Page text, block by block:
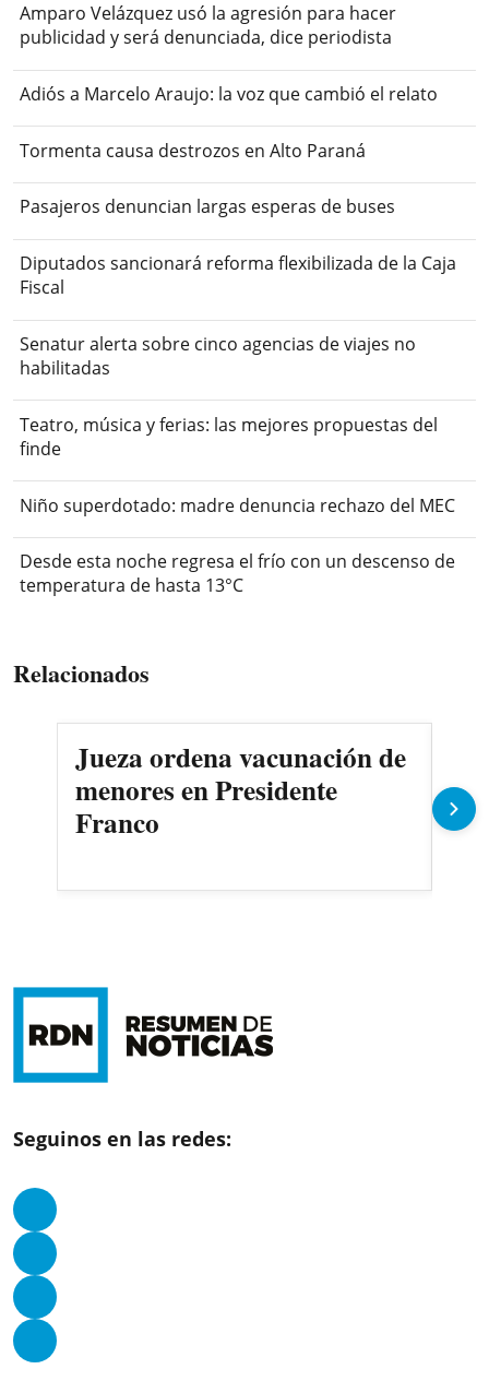
Amparo Velázquez usó la agresión para hacer
publicidad y será denunciada, dice periodista
Adiós a Marcelo Araujo: la voz que cambió el relato
Tormenta causa destrozos en Alto Paraná
Pasajeros denuncian largas esperas de buses
Diputados sancionará reforma flexibilizada de la Caja
Fiscal
Senatur alerta sobre cinco agencias de viajes no
habilitadas
Teatro, música y ferias: las mejores propuestas del
finde
Niño superdotado: madre denuncia rechazo del MEC
Desde esta noche regresa el frío con un descenso de
temperatura de hasta 13°C
Relacionados
Jueza ordena vacunación de
menores en Presidente
Franco
Seguinos en las redes: